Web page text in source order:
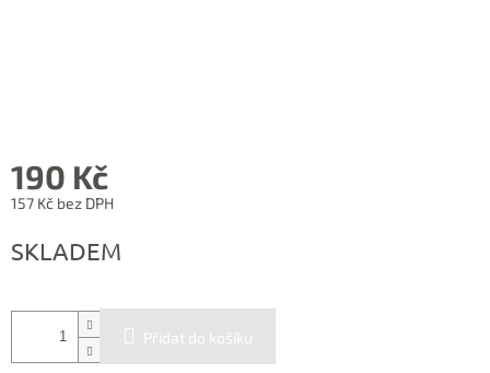
190 Kč
157 Kč bez DPH
cena:
SKLADEM
Přidat do košíku